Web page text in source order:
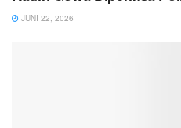
JUNI 22, 2026